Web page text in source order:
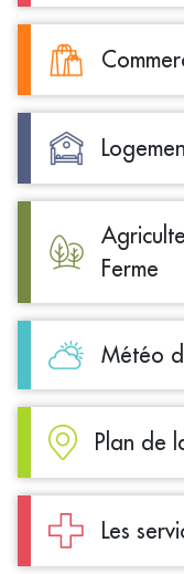
Ferme
Météo
Plan de
Les